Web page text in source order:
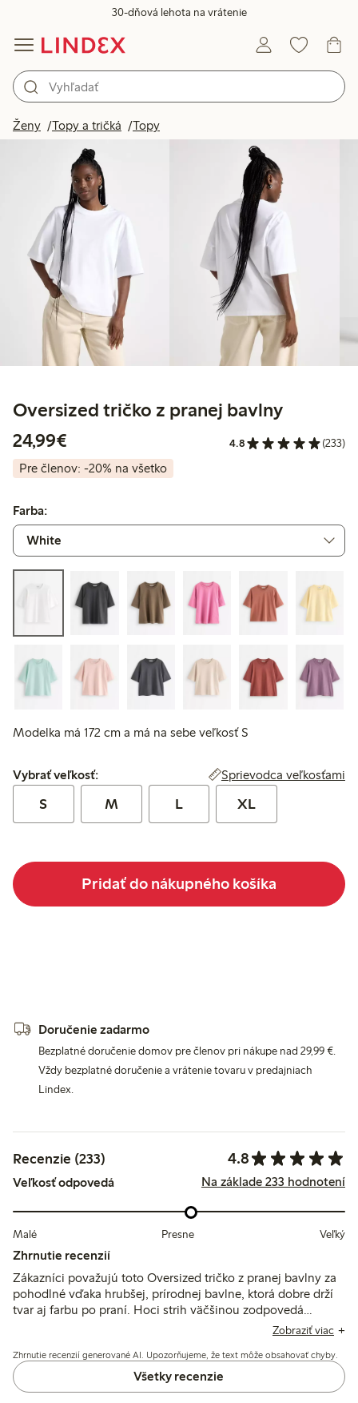
30-dňová lehota na vrátenie
Ženy Topy a tričká Topy
Oversized tričko z pranej bavlny
24,99€
4.8 (233)
Pre členov: -20% na všetko
Farba:
Modelka má 172 cm a má na sebe veľkosť S
Vybrať veľkosť:
Vybrať veľkosť: Sprievodca veľkosťami
S M L XL
Pridať do nákupného košíka
Doručenie zadarmo
Bezplatné doručenie domov pre členov pri nákupe nad 29,99 €.
Vždy bezplatné doručenie a vrátenie tovaru v predajniach
Lindex.
Recenzie (233) 4.8
Veľkosť odpovedá Na základe 233 hodnotení
Malé Presne Veľký
Zhrnutie recenzií
Zákazníci považujú toto Oversized tričko z pranej bavlny za
pohodlné vďaka hrubšej, prírodnej bavlne, ktorá dobre drží
tvar aj farbu po praní. Hoci strih väčšinou zodpovedá
veľkosti a má lichotivý oversized strih, niektorí si všimli
môže ovplyvniť vrstvenie.
Zobraziť viac
Zhrnutie recenzií generované AI. Upozorňujeme, že text môže obsahovať chyby.
Všetky recenzie